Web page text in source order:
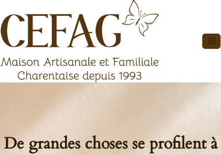
au
contenu
De grandes choses se profilent à